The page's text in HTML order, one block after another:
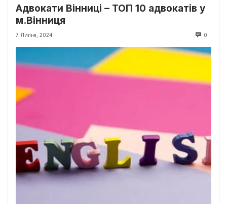
Адвокати Вінниці – ТОП 10 адвокатів у
м.Вінниця
7 Липня, 2024 0